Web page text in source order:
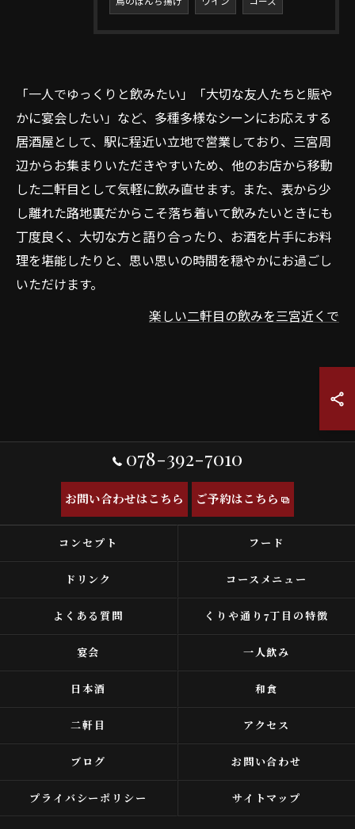
「一人でゆっくりと飲みたい」「大切な友人たちと賑や
かに宴会したい」など、多種多様なシーンにお応えする
居酒屋として、駅に程近い立地で営業しており、三宮周
辺からお集まりいただきやすいため、他のお店から移動
した二軒目として気軽に飲み直せます。また、表から少
し離れた路地裏だからこそ落ち着いて飲みたいときにも
丁度良く、大切な方と語り合ったり、お酒を片手にお料
理を堪能したりと、思い思いの時間を穏やかにお過ごし
いただけます。
楽しい二軒目の飲みを三宮近くで
078-392-7010
お問い合わせはこちら ご予約はこちら
コンセプト フード
ドリンク コースメニュー
よくある質問 くりや通り7丁目の特徴
宴会 一人飲み
日本酒 和食
二軒目 アクセス
ブログ お問い合わせ
プライバシーポリシー サイトマップ